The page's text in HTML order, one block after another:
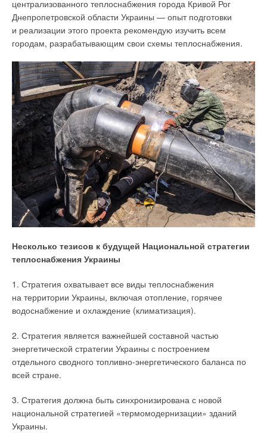
централизованного теплоснабжения города Кривой Рог
Днепропетровской области Украины — опыт подготовки
и реализации этого проекта рекомендую изучить всем
городам, разрабатывающим свои схемы теплоснабжения.
Несколько тезисов к будущей Национальной стратегии
теплоснабжения Украины
1. Стратегия охватывает все виды теплоснабжения
на территории Украины, включая отопление, горячее
водоснабжение и охлаждение (климатизация).
2. Стратегия является важнейшей составной частью
энергетической стратегии Украины с построением
отдельного сводного топливно-энергетического баланса по
всей стране.
3. Стратегия должна быть синхронизирована с новой
национальной стратегией «термомодернизации» зданий
Украины.